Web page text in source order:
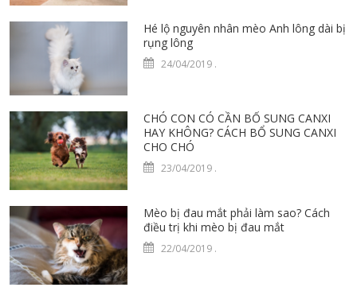
Hé lộ nguyên nhân mèo Anh lông dài bị
rụng lông
24/04/2019 .
CHÓ CON CÓ CẦN BỔ SUNG CANXI
HAY KHÔNG? CÁCH BỔ SUNG CANXI
CHO CHÓ
23/04/2019 .
Mèo bị đau mắt phải làm sao? Cách
điều trị khi mèo bị đau mắt
22/04/2019 .